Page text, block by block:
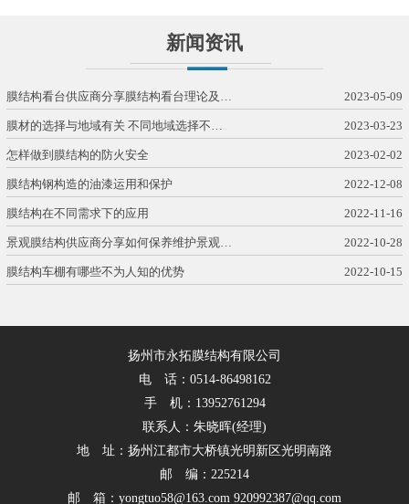
新闻资讯
膜结构看台供应商分享膜结构看台理论及… 2023-05-09
膜材的选择与地域有关 不同地域选择不… 2023-03-23
怎样做到膜结构的防火安全 2023-02-02
膜结构钢构造的油漆运用和保护 2022-12-08
膜结构在不同需求下的应用 2022-11-16
景观膜结构供应商分享如何保养维护景观… 2022-10-28
膜结构车棚有哪些不为人知的优势 2022-10-15
扬州市永拓膜结构有限公司
电 话：0514-86498162
手 机：13952761294
联系人：朱晓晖(经理)
地 址：扬州江都市大桥镇光明新区光明南路
邮 编：225214
邮 箱：yongtuo58@163.com 920992387@qq.com